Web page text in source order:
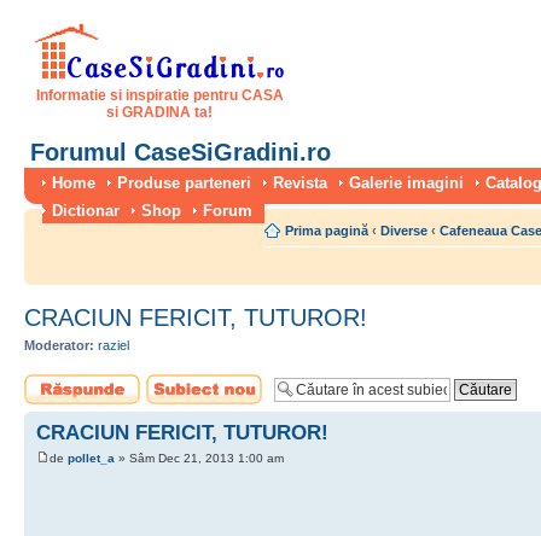
Informatie si inspiratie pentru CASA
si GRADINA ta!
Forumul CaseSiGradini.ro
Home Produse parteneri Revista Galerie imagini
Dictionar
Shop Forum
Prima pagină ‹ Diverse ‹ Cafeneaua
CRACIUN FERICIT, TUTUROR!
Moderator: raziel
Scrie un răspuns
Scrie un subiect
nou
CRACIUN FERICIT, TUTUROR!
de pollet_a » Sâm Dec 21, 2013 1:00 am